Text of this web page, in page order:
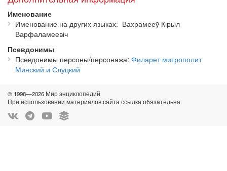
Именование
Именование на других языках
Вахрамееў Кірыл
Варфаламеевіч
Псевдонимы
Псевдонимы персоны/персонажа Филарет митрополит
Минский и Слуцкий
© 1998—2026 Мир энциклопедий
При использовании материалов сайта ссылка обязательна